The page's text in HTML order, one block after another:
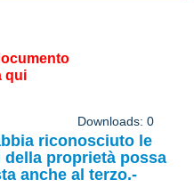
qui
Downloads: 0
riconosciuto le
proprietà possa
anche al terzo.-